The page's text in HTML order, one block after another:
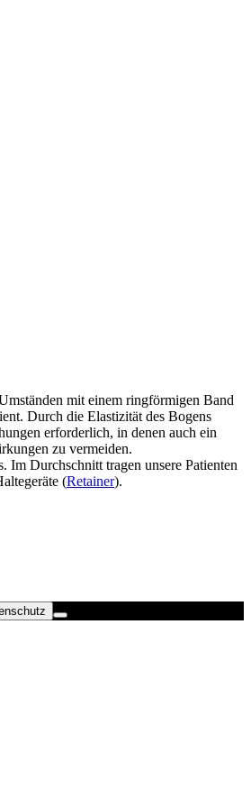
mit einem ringförmigen Band
Durch die Elastizität des Bogens
erforderlich, in denen auch ein
zu vermeiden.
Im Durchschnitt tragen unsere Patienten
(Retainer).